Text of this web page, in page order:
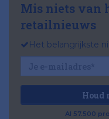
Mis niets van
retailnieuws
Het belangrijkste
Houd
Al 57.500